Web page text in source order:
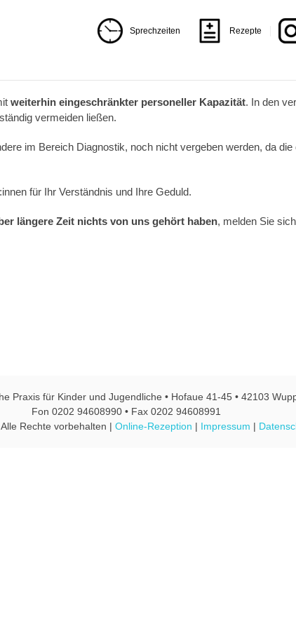
Sprechzeiten Rezepte
weiterhin eingeschränkter personeller Kapazität. In den
vermeiden ließen.
im Bereich Diagnostik, noch nicht vergeben werden, da
für Ihr Verständnis und Ihre Geduld.
längere Zeit nichts von uns gehört haben, melden Sie
Praxis für Kinder und Jugendliche • Hofaue 41-45 • 42103
Fon 0202 94608990 • Fax 0202 94608991
Rechte vorbehalten | Online-Rezeption | Impressum |